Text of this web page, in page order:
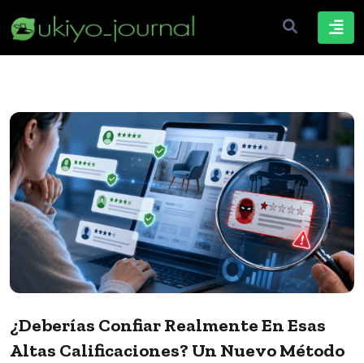
¿Deberías Confiar Realmente En Esas
Altas Calificaciones? Un Nuevo Método